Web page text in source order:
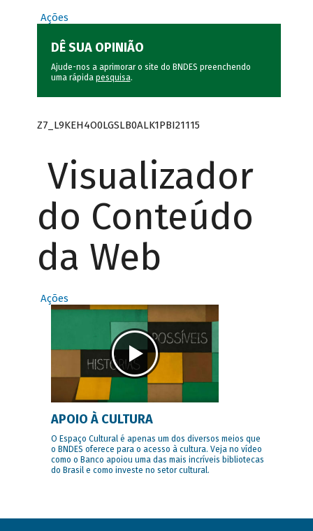
Ações
DÊ SUA OPINIÃO
Ajude-nos a aprimorar o site do BNDES preenchendo
uma rápida pesquisa.
Z7_L9KEH4O0LGSLB0ALK1PBI21115
Visualizador
do Conteúdo
da Web
Ações
APOIO À CULTURA
O Espaço Cultural é apenas um dos diversos meios que
o BNDES oferece para o acesso à cultura. Veja no vídeo
como o Banco apoiou uma das mais incríveis bibliotecas
do Brasil e como investe no setor cultural.